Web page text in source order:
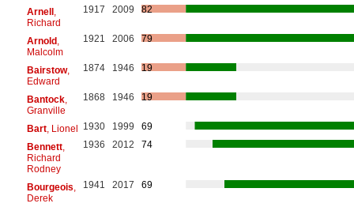
Arnell,
Richard
1917 2009 82
Arnold,
Malcolm
1921 2006 79
Bairstow,
Edward
1874 1946 19
Bantock,
Granville
1868 1946 19
Bart, Lionel 1930 1999
69
Bennett,
Richard
Rodney
1936 2012 74
Bourgeois
Derek
1941 2017 69